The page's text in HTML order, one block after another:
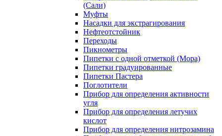
(Сали)
Муфты
Насадки для экстрагирования
Нефтеотстойник
Переходы
Пикнометры
Пипетки с одной отметкой (Мора)
Пипетки градуированные
Пипетки Пастера
Поглотители
Прибор для определения активности
угля
Прибор для определения летучих
кислот
Прибор для определения нитрозамина